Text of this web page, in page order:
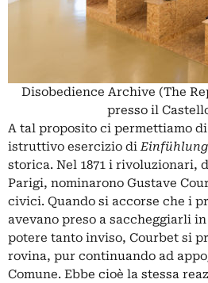
Disobedience Archive (The
presso il
A tal proposito ci permettiamo
istruttivo esercizio diEinfühlung
storica. Nel 1871 i rivoluzionari,
Parigi, nominarono Gustave
civici. Quando si accorse che i
avevano preso a saccheggiarli
potere tanto inviso, Courbet si
rovina, pur continuando ad
Comune. Ebbe cioè la stessa